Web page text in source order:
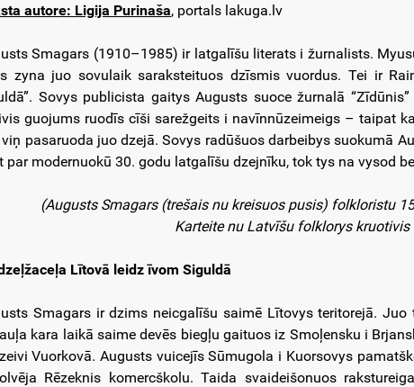
autore: Ligija Purinaša, portals lakuga.lv
Smagars (1910–1985) ir latgalīšu literats i žurnalists.
zyna juo sovulaik saraksteituos dzīsmis vuordus. Tei ir
Sovys publicista gaitys Augusts suoce žurnalā
guojums ruodīs cīši sarežgeits i navīnnūzeimeigs – taipat
pasaruoda juo dzejā. Sovys radūšuos darbeibys suokumā
par modernuokū 30. godu latgalīšu dzejnīku, tok tys na vysod
(Augusts Smagars (trešais nu kreisuos pusis) folkloristu
Karteite nu Latvīšu folklorys
Lītovā leidz īvom Siguldā
Smagars ir dzims neicgalīšu saimē Lītovys teritorejā.
kara laikā saime devēs biegļu gaituos iz Smoļensku i
Vuorkovā. Augusts vuicejīs Sūmugola i Kuorsovys
Rēzeknis komercškolu. Taida svaideišonuos